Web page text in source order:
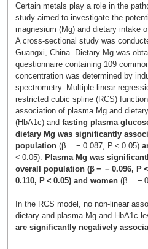
Certain metals play a role in the
study aimed to investigate the
magnesium (Mg) and dietary intake
A cross-sectional study was
Guangxi, China. Dietary Mg was
questionnaire containing 109
concentration was determined by
spectrometry. Multiple linear
restricted cubic spline (RCS)
association of plasma Mg and
(HbA1c) andfasting plasma
dietary Mg was significantly
population (β = − 0.087, P < 0.05)
< 0.05). Plasma Mg was
overall population (β = − 0.096, P
0.110, P < 0.05) and women (β = −
In the RCS model, no non-linear
dietary and plasma Mg and HbA1c
are significantly negatively